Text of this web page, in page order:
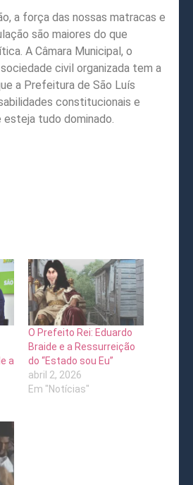
a força das nossas matracas e
são maiores do que
A Câmara Municipal, o
civil organizada tem a
a Prefeitura de São Luís
constitucionais e
esteja tudo dominado.
a
O Prefeito Rei: Eduardo
Braide e a Ressurreição
do “Estado sou Eu”
abril 2, 2026
Em "Notícias"